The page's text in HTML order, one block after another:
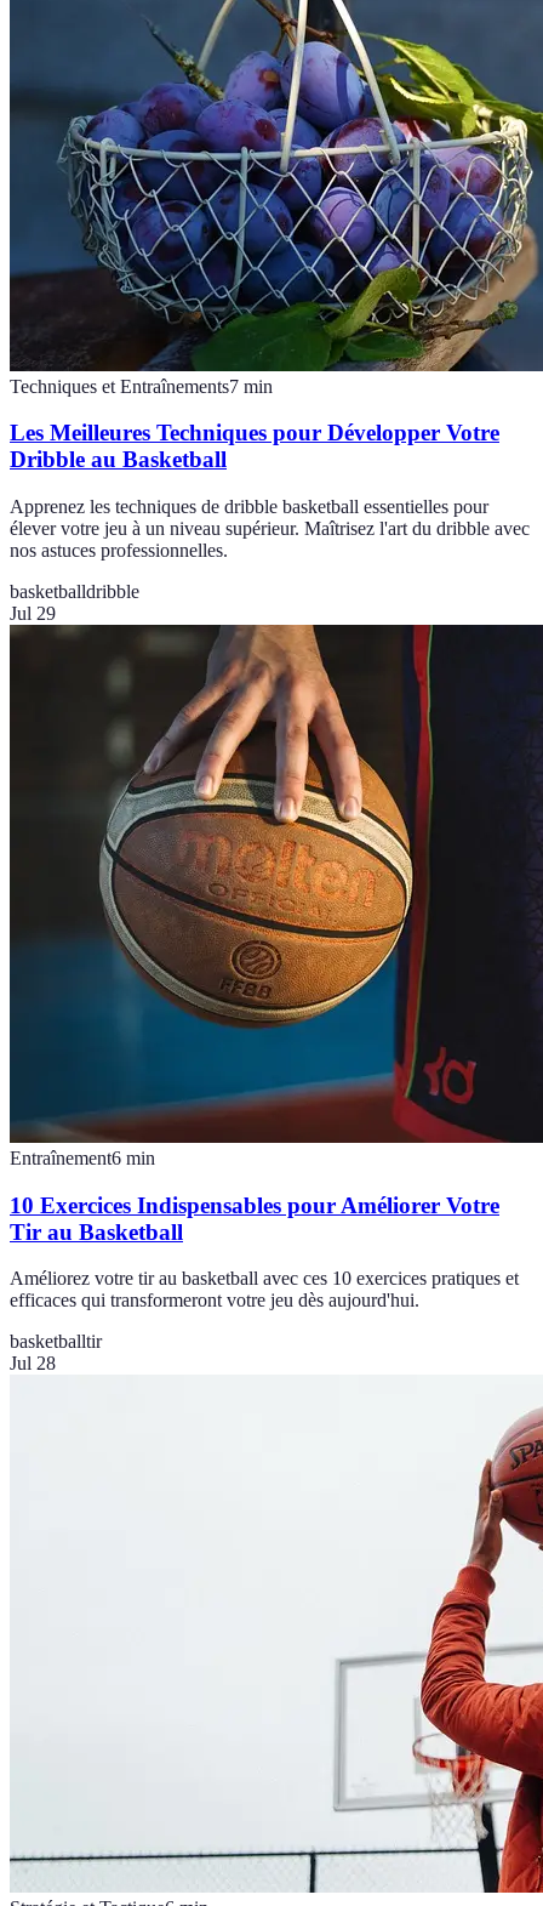
Techniques et Entraînements7 min
Les Meilleures Techniques pour Développer Votre
Dribble au Basketball
Apprenez les techniques de dribble basketball essentielles pour
élever votre jeu à un niveau supérieur. Maîtrisez l'art du dribble avec
nos astuces professionnelles.
basketballdribble
Jul 29
Entraînement6 min
10 Exercices Indispensables pour Améliorer Votre
Tir au Basketball
Améliorez votre tir au basketball avec ces 10 exercices pratiques et
efficaces qui transformeront votre jeu dès aujourd'hui.
basketballtir
Jul 28